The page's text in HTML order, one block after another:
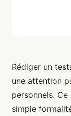
Rédiger un
une attention
personnels.
simple